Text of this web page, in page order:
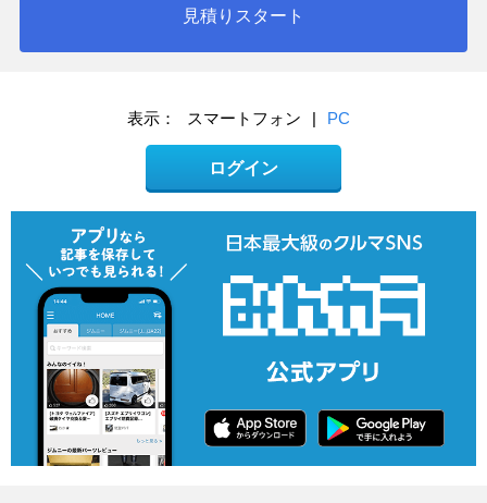
見積りスタート
表示： スマートフォン | PC
ログイン